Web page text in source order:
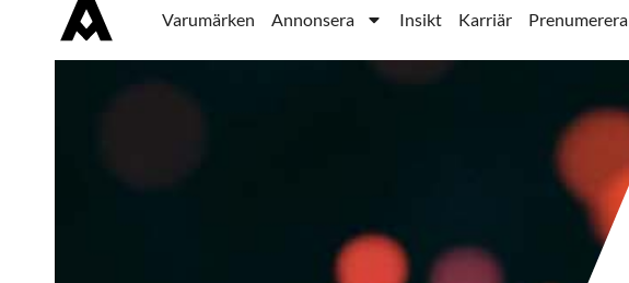
Varumärken Annonsera Insikt Karriär Prenumerera